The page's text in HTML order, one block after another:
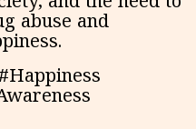
abuse and